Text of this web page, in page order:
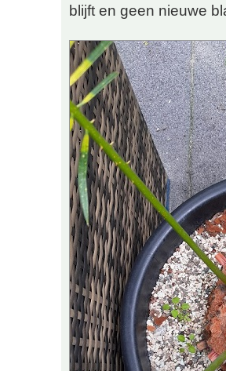
blijft en geen nieuwe